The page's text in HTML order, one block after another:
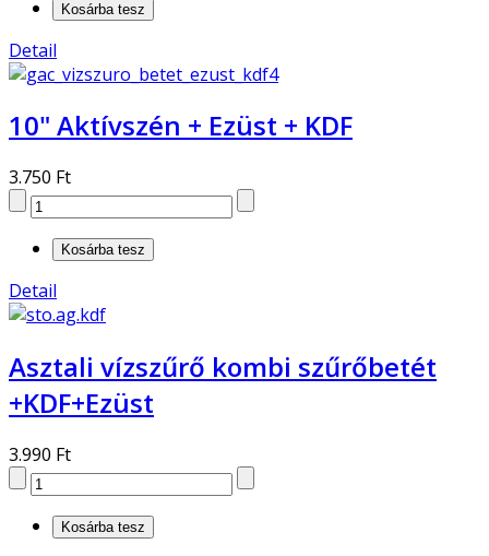
Detail
10" Aktívszén + Ezüst + KDF
3.750 Ft
Detail
Asztali vízszűrő kombi szűrőbetét
+KDF+Ezüst
3.990 Ft